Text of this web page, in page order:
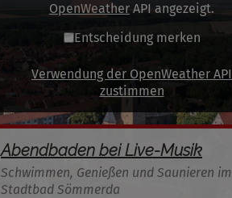
OpenWeather API angezeigt.
Entscheidung merken
Verwendung der OpenWeather API
zustimmen
Abendbaden bei Live-Musik
Schwimmen, Genießen und Saunieren im
Stadtbad Sömmerda